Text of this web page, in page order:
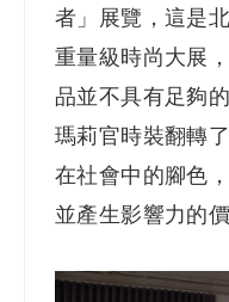
者」展覽，這是
重量級時尚大展
品並不具有足夠
瑪莉官時裝翻轉
在社會中的腳色
並產生影響力的價